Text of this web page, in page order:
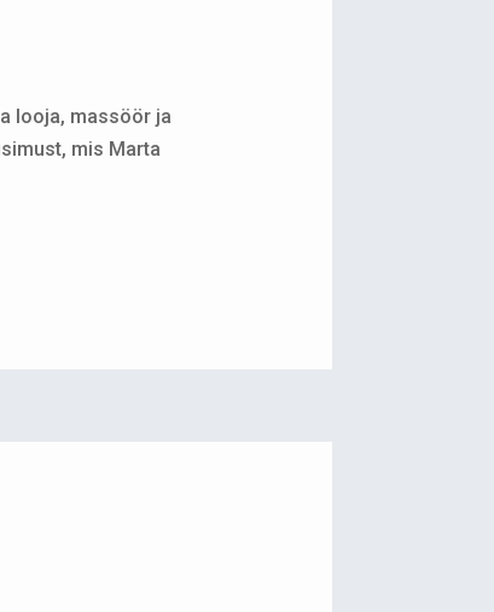
looja, massöör ja
mis Marta